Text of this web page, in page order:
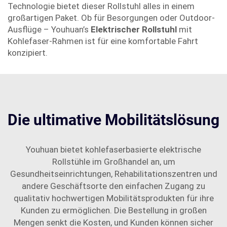
Technologie bietet dieser Rollstuhl alles in einem
großartigen Paket. Ob für Besorgungen oder Outdoor-
Ausflüge – Youhuan’s Elektrischer Rollstuhl mit
Kohlefaser-Rahmen ist für eine komfortable Fahrt
konzipiert.
Die ultimative Mobilitätslösung
Youhuan bietet kohlefaserbasierte elektrische
Rollstühle im Großhandel an, um
Gesundheitseinrichtungen, Rehabilitationszentren und
andere Geschäftsorte den einfachen Zugang zu
qualitativ hochwertigen Mobilitätsprodukten für ihre
Kunden zu ermöglichen. Die Bestellung in großen
Mengen senkt die Kosten, und Kunden können sicher